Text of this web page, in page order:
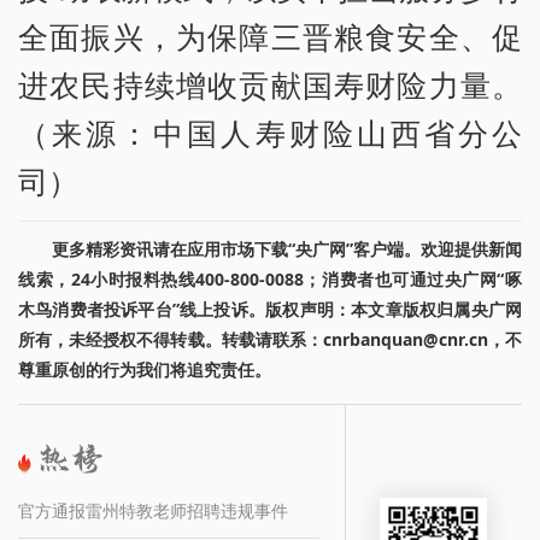
全面振兴，为保障三晋粮食安全、促
进农民持续增收贡献国寿财险力量。
（来源：中国人寿财险山西省分公
司）
更多精彩资讯请在应用市场下载“央广网”客户端。欢迎提供新闻
线索，24小时报料热线400-800-0088；消费者也可通过央广网“啄
木鸟消费者投诉平台”线上投诉。版权声明：本文章版权归属央广网
所有，未经授权不得转载。转载请联系：cnrbanquan@cnr.cn，不
尊重原创的行为我们将追究责任。
官方通报雷州特教老师招聘违规事件